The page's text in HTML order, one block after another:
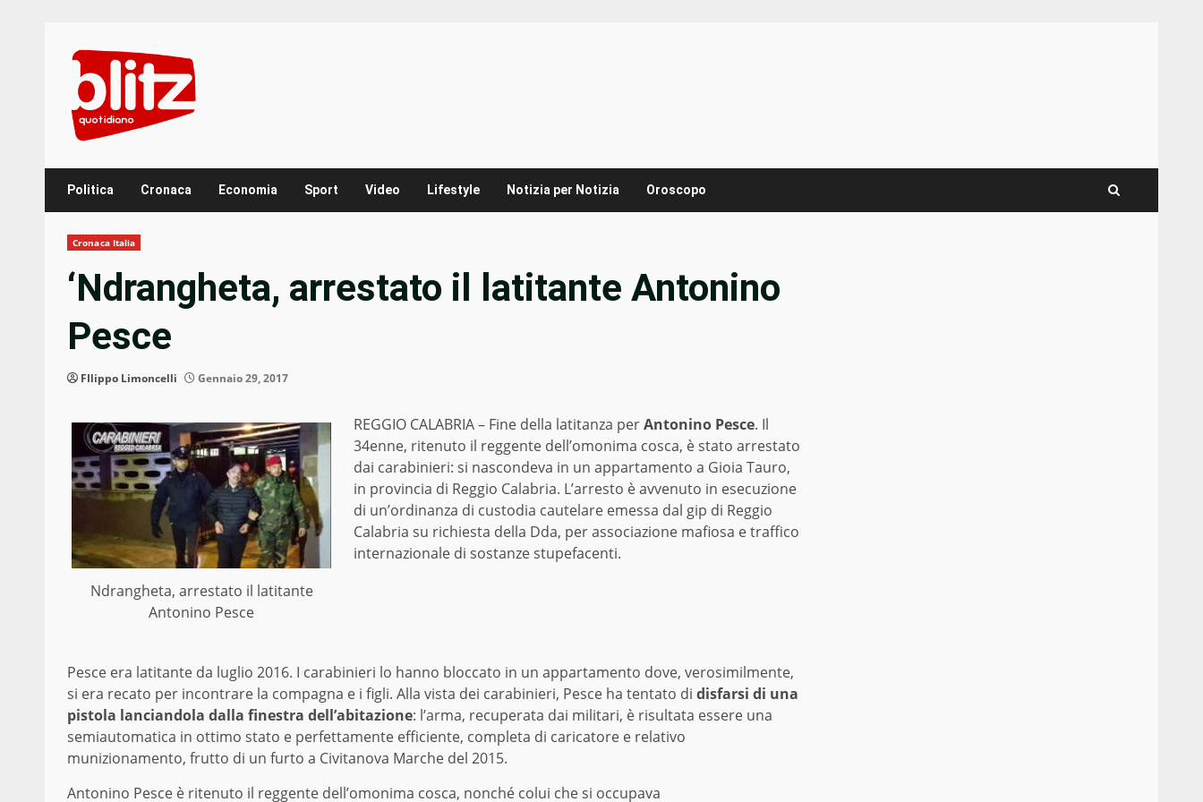
content
Politica Cronaca Economia Sport Video Lifestyle Notizia per Notizia Oroscopo
Cronaca Italia
‘Ndrangheta, arrestato il latitante Antonino
Pesce
FIlippo Limoncelli Gennaio 29, 2017
Ndrangheta, arrestato il latitante
Antonino Pesce
REGGIO CALABRIA – Fine della latitanza perAntonino Pesce. Il
34enne, ritenuto il reggente dell’omonima cosca, è stato arrestato
dai carabinieri: si nascondeva in un appartamento a Gioia Tauro,
in provincia di Reggio Calabria. L’arresto è avvenuto in esecuzione
di un’ordinanza di custodia cautelare emessa dal gip di Reggio
Calabria su richiesta della Dda, per associazione mafiosa e traffico
internazionale di sostanze stupefacenti.
Pesce era latitante da luglio 2016. I carabinieri lo hanno bloccato in un appartamento dove, verosimilmente,
si era recato per incontrare la compagna e i figli. Alla vista dei carabinieri, Pesce ha tentato di disfarsi di una
pistola lanciandola dalla finestra dell’abitazione: l’arma, recuperata dai militari, è risultata essere una
semiautomatica in ottimo stato e perfettamente efficiente, completa di caricatore e relativo
munizionamento, frutto di un furto a Civitanova Marche del 2015.
Antonino Pesce è ritenuto il reggente dell’omonima cosca, nonché colui che si occupava